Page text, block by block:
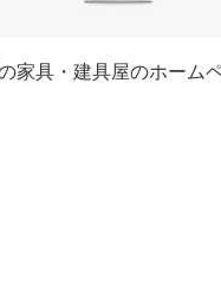
家具・建具屋のホーム